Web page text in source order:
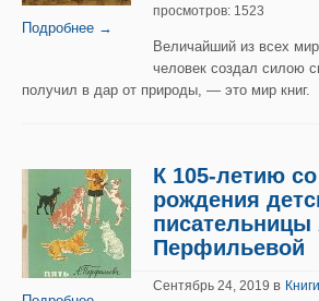
Подробнее →
просмотров: 1523
Величайший из всех
человек создал силою
получил в дар от природы, — это мир книг.
К 105-летию
рождения
писательницы
Перфильевой
Сентябрь 24, 2019 в Книги